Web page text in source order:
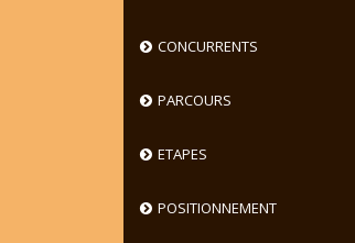
CONCURRENTS
PARCOURS
ETAPES
POSITIONNEMENT